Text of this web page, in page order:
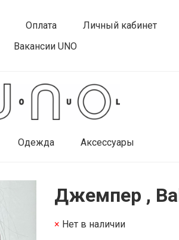
Оплата Личный кабинет
Вакансии UNO
Одежда Аксессуары
Джемпер ,
Нет в наличии